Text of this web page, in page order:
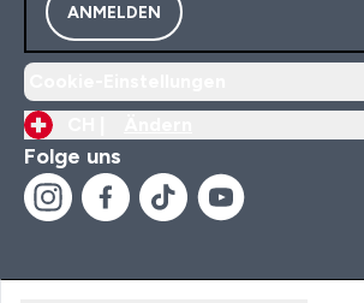
ANMELDEN
Folge uns